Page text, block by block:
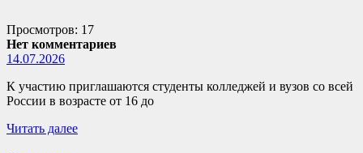
Просмотров: 17
Нет комментариев
14.07.2026
К участию приглашаются студенты колледжей и вузов со всей
России в возрасте от 16 до
Читать далее